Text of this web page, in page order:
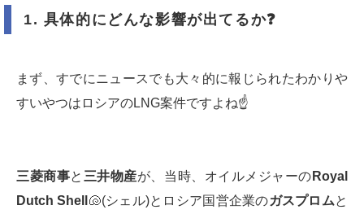
1. 具体的にどんな影響が出てるか❓
まず、すでにニュースでも大々的に報じられたわかりや
すいやつはロシアのLNG案件ですよね☝️
三菱商事と 三井物産が、当時、オイルメジャーの Royal
Dutch Shell 🐚(シェル)とロシア国営企業のガスプロムと